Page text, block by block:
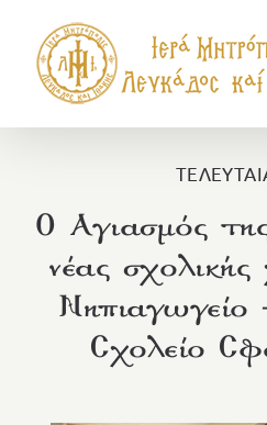
περιεχόμενο
Ο Αγιασμός
νέας
Νηπιαγωγείο
Σχολείο